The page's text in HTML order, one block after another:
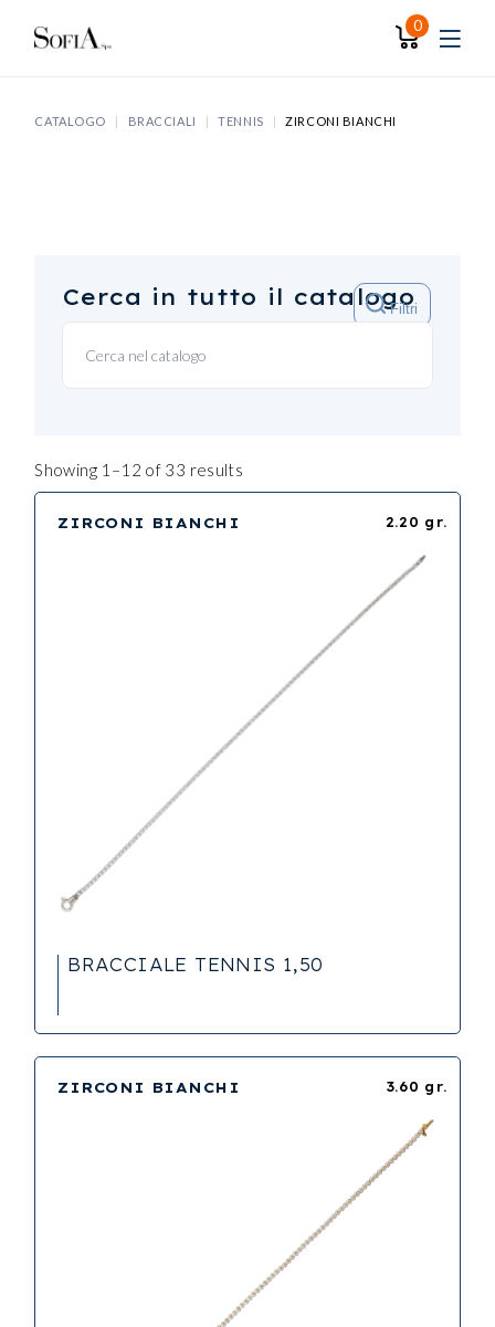
0
CATALOGO BRACCIALI TENNIS ZIRCONI BIANCHI
Cerca in tutto il catalogo
Filtri
Showing 1–12 of 33 results
2.20 gr.
ZIRCONI BIANCHI
BRACCIALE TENNIS 1,50
3.60 gr.
ZIRCONI BIANCHI